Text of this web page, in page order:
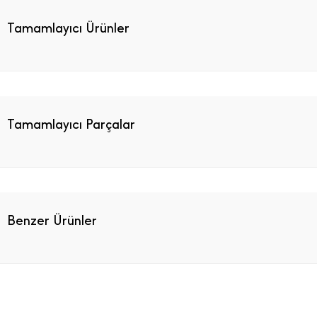
Tamamlayıcı Ürünler
Benzer Ürünler
Tamamlayıcı Parçalar